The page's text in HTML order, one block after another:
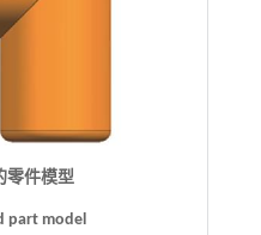
零件模型
part model